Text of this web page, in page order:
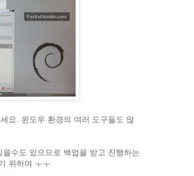
요. 윈도우 환경의 여러 도구들도 많
수도 있으므로 백업을 받고 진행하는
위하여 ㅜㅜ